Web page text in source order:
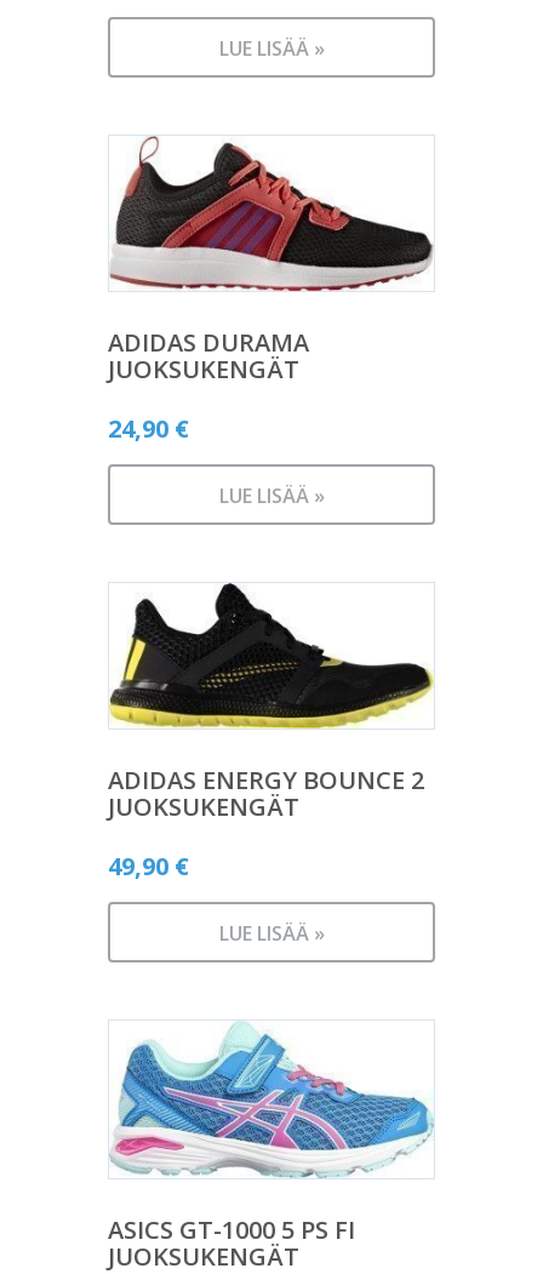
LUE LISÄÄ »
ADIDAS DURAMA
JUOKSUKENGÄT
24,90 €
LUE LISÄÄ »
ADIDAS ENERGY BOUNCE 2
JUOKSUKENGÄT
49,90 €
LUE LISÄÄ »
ASICS GT-1000 5 PS FI
JUOKSUKENGÄT